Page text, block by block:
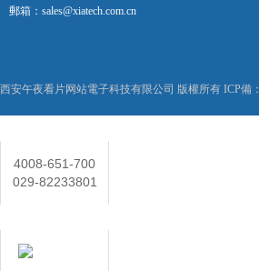
郵箱：sales@xiatech.com.cn
西安午夜看片网站電子科技有限公司 版權所有 ICP備：
4008-651-700
029-82233801